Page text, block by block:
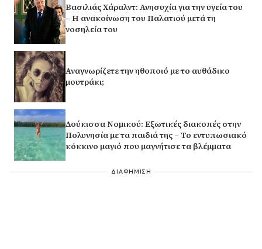
Βασιλιάς Χάραλντ: Ανησυχία για την υγεία του
– Η ανακοίνωση του Παλατιού μετά τη
νοσηλεία του
Αναγνωρίζετε την ηθοποιό με το αυθάδικο
μουτράκι;
Δούκισσα Νομικού: Εξωτικές διακοπές στην
Πολυνησία με τα παιδιά της – Το εντυπωσιακό
κόκκινο μαγιό που μαγνήτισε τα βλέμματα
ΔΙΑΦΗΜΙΣΗ